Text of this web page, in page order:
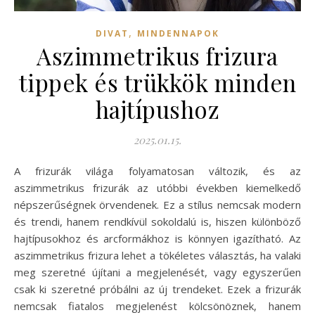
DIVAT , MINDENNAPOK
Aszimmetrikus frizura
tippek és trükkök minden
hajtípushoz
2025.01.15.
A frizurák világa folyamatosan változik, és az
aszimmetrikus frizurák az utóbbi években kiemelkedő
népszerűségnek örvendenek. Ez a stílus nemcsak modern
és trendi, hanem rendkívül sokoldalú is, hiszen különböző
hajtípusokhoz és arcformákhoz is könnyen igazítható. Az
aszimmetrikus frizura lehet a tökéletes választás, ha valaki
meg szeretné újítani a megjelenését, vagy egyszerűen
csak ki szeretné próbálni az új trendeket. Ezek a frizurák
nemcsak fiatalos megjelenést kölcsönöznek, hanem